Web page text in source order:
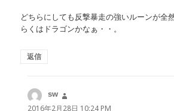
どちらにしても反撃暴走の強いルーンが全
らくはドラゴンかなぁ・・。
返信
sw
り:
2016年2月28日 10:24 PM